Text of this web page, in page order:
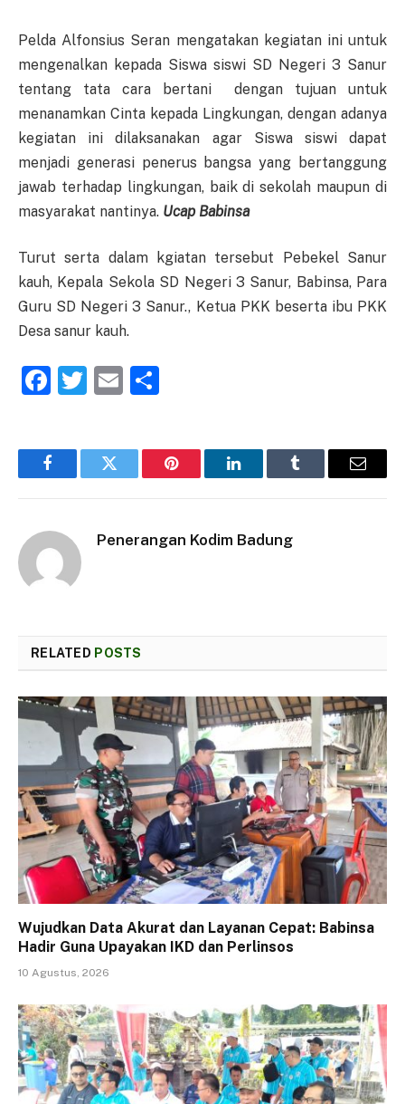
Pelda Alfonsius Seran mengatakan kegiatan ini untuk
mengenalkan kepada Siswa siswi SD Negeri 3 Sanur
tentang tata cara bertani dengan tujuan untuk
menanamkan Cinta kepada Lingkungan, dengan adanya
kegiatan ini dilaksanakan agar Siswa siswi dapat
menjadi generasi penerus bangsa yang bertanggung
jawab terhadap lingkungan, baik di sekolah maupun di
masyarakat nantinya. Ucap Babinsa
Turut serta dalam kgiatan tersebut Pebekel Sanur
kauh, Kepala Sekola SD Negeri 3 Sanur, Babinsa, Para
Guru SD Negeri 3 Sanur., Ketua PKK beserta ibu PKK
Desa sanur kauh.
Facebook
Twitter
Email
FacebookTwitter Pinterest LinkedInTumblr Email
Penerangan Kodim Badung
RELATED POSTS
Wujudkan Data Akurat dan Layanan Cepat: Babinsa
Hadir Guna Upayakan IKD dan Perlinsos
10 Agustus, 2026